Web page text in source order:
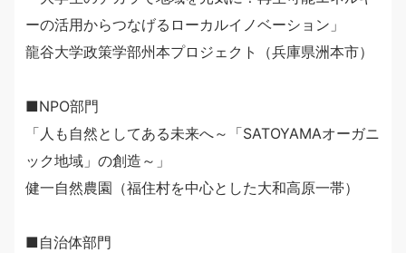
ーの活用からつなげるローカルイノベーション」
龍谷大学政策学部州本プロジェクト（兵庫県洲本市）
■NPO部門
「人も自然としてある未来へ～「SATOYAMAオーガニ
ック地域」の創造～」
健一自然農園（福住村を中心とした大和高原一帯）
■自治体部門